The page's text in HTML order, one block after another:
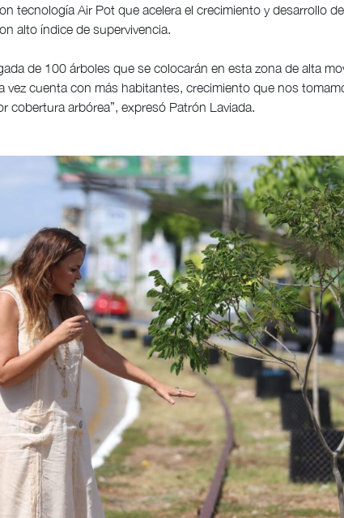
tecnología Air Pot que acelera el crecimiento y desarrollo
alto índice de supervivencia.
de 100 árboles que se colocarán en esta zona de alta
vez cuenta con más habitantes, crecimiento que nos
cobertura arbórea”, expresó Patrón Laviada.